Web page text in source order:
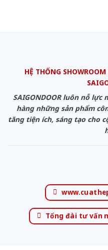
HỆ THỐNG
SAIGONDOOR luôn nỗ lực
hàng những sản phẩm
tăng tiện ích, sáng tạo cho
Tổng đài tư vấn